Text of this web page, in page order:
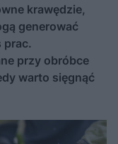
krawędzie,
generować
prac.
przy obróbce
warto sięgnąć